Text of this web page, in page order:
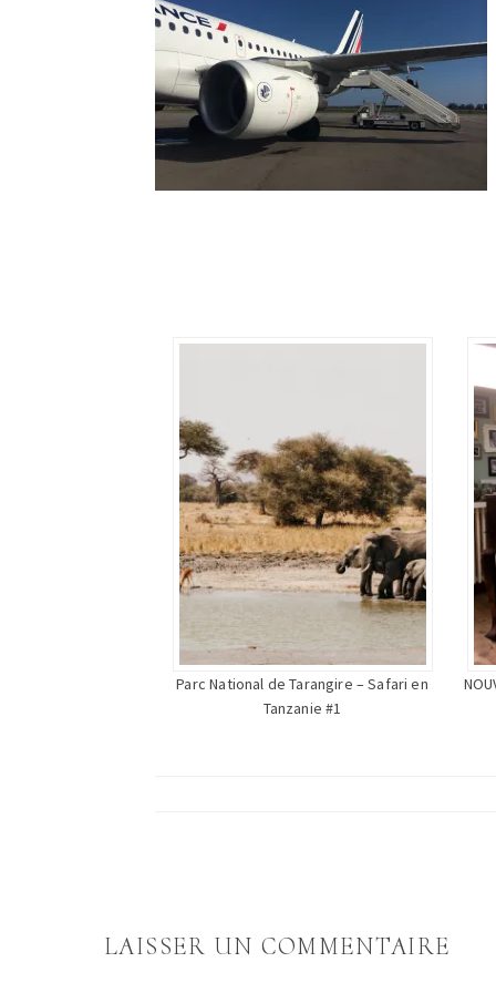
Parc National de Tarangire – Safari en
Tanzanie #1
LAISSER UN COMMENTAIRE